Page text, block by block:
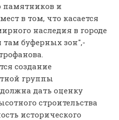
памятников и
в том, что касается
наследия в городе
там буферных зон",-
создание
группы
дать оценку
строительства
исторического